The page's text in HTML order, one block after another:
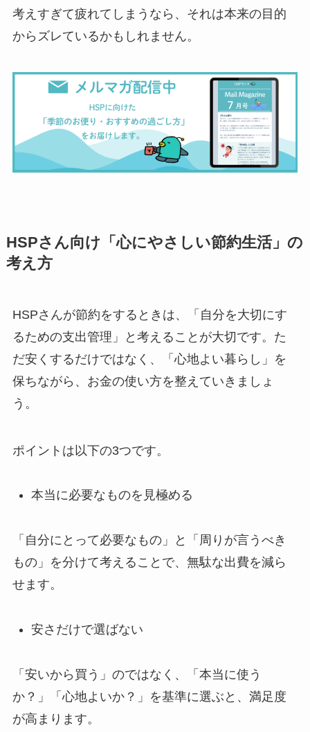
考えすぎて疲れてしまうなら、それは本来の目的
からズレているかもしれません。
HSPさん向け「心にやさしい節約生活」の
考え方
HSPさんが節約をするときは、「自分を大切にす
るための支出管理」と考えることが大切です。た
だ安くするだけではなく、「心地よい暮らし」を
保ちながら、お金の使い方を整えていきましょ
う。
ポイントは以下の3つです。
本当に必要なものを見極める
「自分にとって必要なもの」と「周りが言うべき
もの」を分けて考えることで、無駄な出費を減ら
せます。
安さだけで選ばない
「安いから買う」のではなく、「本当に使う
か？」「心地よいか？」を基準に選ぶと、満足度
が高まります。